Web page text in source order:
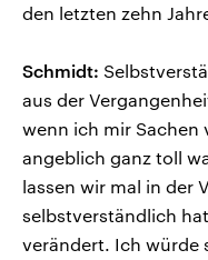
den letzten zehn
Schmidt:
aus der
wenn ich mir Sachen
angeblich ganz toll
lassen wir mal in der
selbstverständlich
verändert. Ich würde